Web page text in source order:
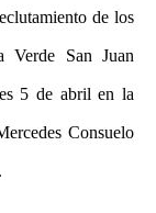
de los
Verde San Juan
5 de abril en la
Consuelo